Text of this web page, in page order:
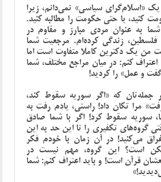
«اسلام‌گرای سیاسی» نمی‌دانم، زیرا
کنید، یا حتی حکومت را مطالبه کنید.
به عنوان مردی مبارز و مقاوم در
فلسطین، زندگی کرده‌ام. مرجعیت شما
یک دکترین کاملا متفاوت است اما
کنم: در میان مراجع مختلف، شما
و عمل» را کردید!
که «اگر سوریه سقوط کند،
مرا تکان داد! راستی، یادم رفت به
سوریه سقوط کرد! اگر با شما صادق
گروه‌های تکفیری را تا این حد به این
می‌کنید! در آن زمان با خودم فکر
است؟ این گروه، مهم نیست در
قرآن است! و باید اعتراف کنم: شما